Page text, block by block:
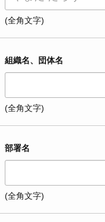
(全角文字)
組織名、団体名
(全角文字)
部署名
(全角文字)